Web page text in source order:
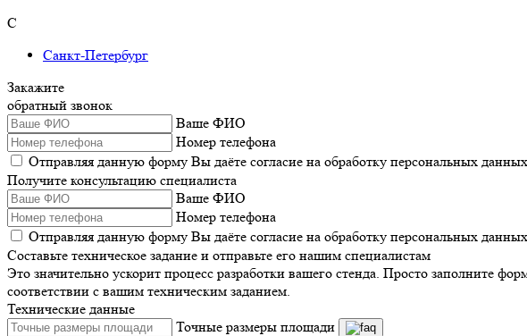
С
Санкт-Петербург
Закажите
обратный звонок
Ваше ФИО
Номер телефона
Отправляя данную форму Вы даёте согласие на обработку персональных
Получите консультацию специалиста
Ваше ФИО
Номер телефона
Отправляя данную форму Вы даёте согласие на обработку персональных
Составьте техническое задание и отправьте его нашим специалистам
Это значительно ускорит процесс разработки вашего стенда. Просто заполните
соответствии с вашим техническим заданием.
Технические данные
Точные размеры площади